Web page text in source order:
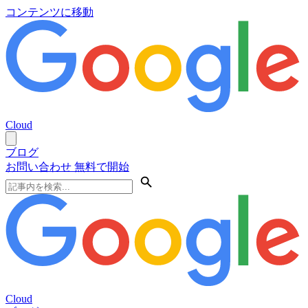
コンテンツに移動
Cloud
ブログ
お問い合わせ 無料で開始
Cloud